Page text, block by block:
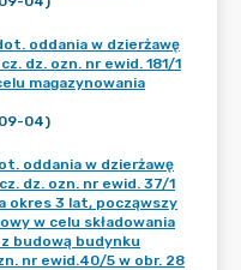
oddania w dzierżawę
dz. ozn. nr ewid. 181/1
magazynowania
04)
oddania w dzierżawę
dz. ozn. nr ewid. 37/1
okres 3 lat, począwszy
w celu składowania
budową budynku
nr ewid.40/5 w obr. 28